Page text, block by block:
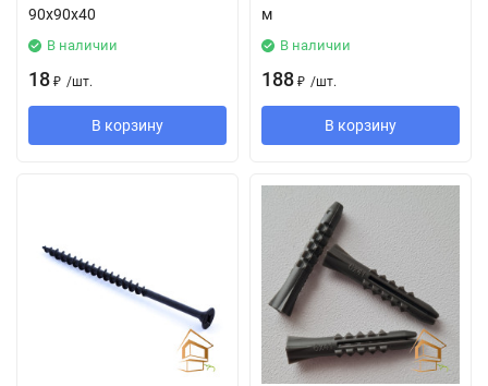
90х90х40
В наличии
18 ₽ /шт.
В корзину
м
В наличии
188 ₽ /шт.
В корзину